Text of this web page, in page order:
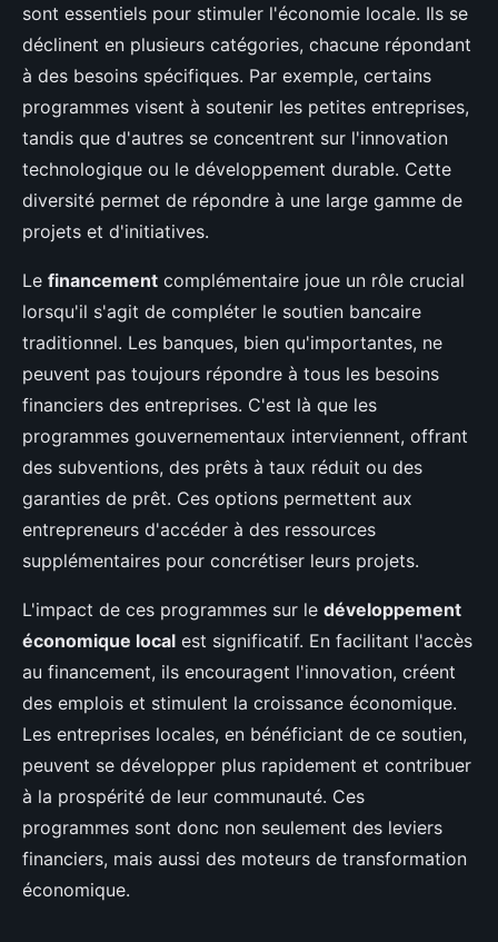
sont essentiels pour stimuler l'économie locale. Ils se
déclinent en plusieurs catégories, chacune répondant
à des besoins spécifiques. Par exemple, certains
programmes visent à soutenir les petites entreprises,
tandis que d'autres se concentrent sur l'innovation
technologique ou le développement durable. Cette
diversité permet de répondre à une large gamme de
projets et d'initiatives.
Le financement complémentaire joue un rôle crucial
lorsqu'il s'agit de compléter le soutien bancaire
traditionnel. Les banques, bien qu'importantes, ne
peuvent pas toujours répondre à tous les besoins
financiers des entreprises. C'est là que les
programmes gouvernementaux interviennent, offrant
des subventions, des prêts à taux réduit ou des
garanties de prêt. Ces options permettent aux
entrepreneurs d'accéder à des ressources
supplémentaires pour concrétiser leurs projets.
L'impact de ces programmes sur le développement
économique local est significatif. En facilitant l'accès
au financement, ils encouragent l'innovation, créent
des emplois et stimulent la croissance économique.
Les entreprises locales, en bénéficiant de ce soutien,
peuvent se développer plus rapidement et contribuer
à la prospérité de leur communauté. Ces
programmes sont donc non seulement des leviers
financiers, mais aussi des moteurs de transformation
économique.